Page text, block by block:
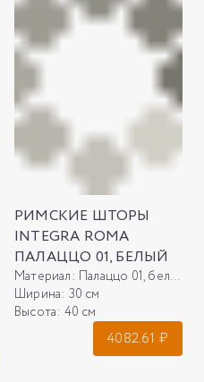
РИМСКИЕ ШТОРЫ
INTEGRA ROMA
ПАЛАЦЦО 01, БЕЛЫЙ
Материал: Палаццо 01, белый
Ширина: 30 см
Высота: 40 см
4082.61 ₽